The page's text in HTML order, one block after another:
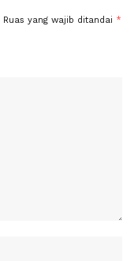
Ruas yang wajib ditandai *